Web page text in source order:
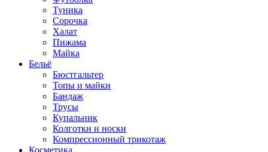
Туника
Сорочка
Халат
Пижама
Майка
Бельё
Бюстгальтер
Топы и майки
Бандаж
Трусы
Купальник
Колготки и носки
Компрессионный трикотаж
Косметика